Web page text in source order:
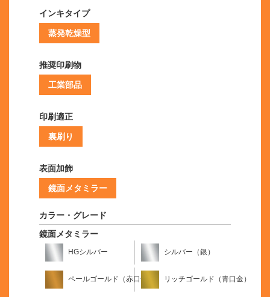
インキタイプ
蒸発乾燥型
推奨印刷物
工業部品
印刷適正
裏刷り
表面加飾
鏡面メタミラー
カラー・グレード
鏡面メタミラー
HGシルバー シルバー（銀）
ペールゴールド（赤口金） リッチゴールド（青口金）